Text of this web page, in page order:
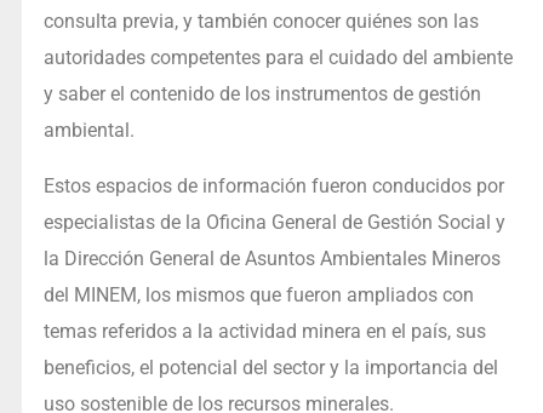
consulta previa, y también conocer quiénes son las
autoridades competentes para el cuidado del ambiente
y saber el contenido de los instrumentos de gestión
ambiental.
Estos espacios de información fueron conducidos por
especialistas de la Oficina General de Gestión Social y
la Dirección General de Asuntos Ambientales Mineros
del MINEM, los mismos que fueron ampliados con
temas referidos a la actividad minera en el país, sus
beneficios, el potencial del sector y la importancia del
uso sostenible de los recursos minerales.